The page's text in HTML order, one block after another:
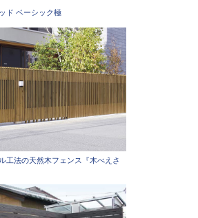
ド ベーシック極
工法の天然木フェンス『木べえさ